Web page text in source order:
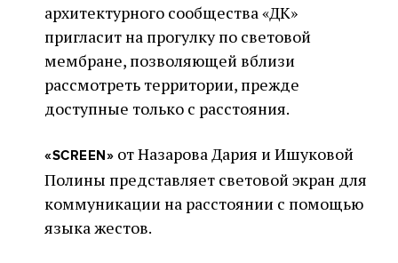
архитектурного сообщества «ДК»
пригласит на прогулку по световой
мембране, позволяющей вблизи
рассмотреть территории, прежде
доступные только с расстояния.
«SCREEN» от Назарова Дария и Ишуковой
Полины представляет световой экран для
коммуникации на расстоянии с помощью
языка жестов.